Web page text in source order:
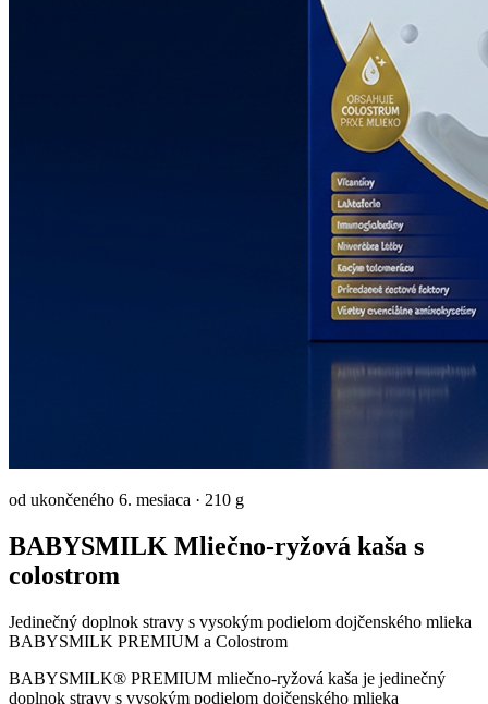
od ukončeného 6. mesiaca · 210 g
BABYSMILK Mliečno-ryžová kaša s
colostrom
Jedinečný doplnok stravy s vysokým podielom dojčenského mlieka
BABYSMILK PREMIUM a Colostrom
BABYSMILK® PREMIUM mliečno-ryžová kaša je jedinečný
doplnok stravy s vysokým podielom dojčenského mlieka